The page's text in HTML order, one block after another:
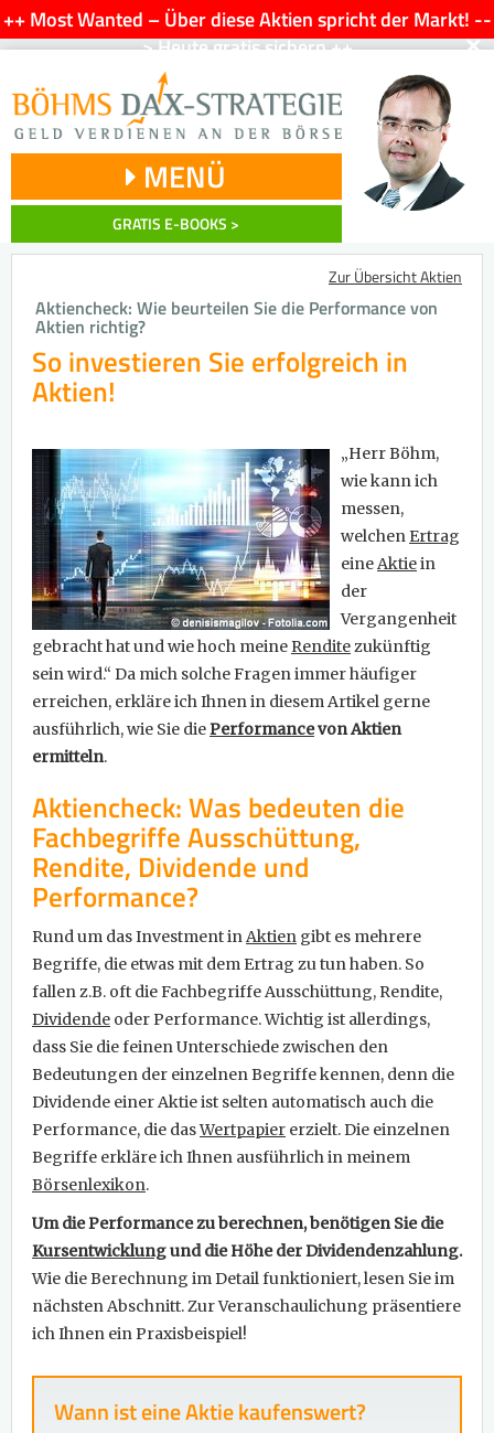
++ Most Wanted – Über diese Aktien spricht der Markt! --
> Heute gratis sichern ++
×
MENÜ
GRATIS E-BOOKS >
Zur Übersicht Aktien
Aktiencheck: Wie beurteilen Sie die Performance von
Aktien richtig?
So investieren Sie erfolgreich in
Aktien!
„Herr Böhm,
wie kann ich
messen,
welchen Ertrag
eineAktiein
der
Vergangenheit
gebracht hat und wie hoch meine Renditezukünftig
sein wird.“ Da mich solche Fragen immer häufiger
erreichen, erkläre ich Ihnen in diesem Artikel gerne
ausführlich, wie Sie diePerformancevon Aktien
ermitteln.
Aktiencheck: Was bedeuten die
Fachbegriffe Ausschüttung,
Rendite, Dividende und
Performance?
Rund um das Investment inAktien gibt es mehrere
Begriffe, die etwas mit dem Ertrag zu tun haben. So
fallen z.B. oft die Fachbegriffe Ausschüttung, Rendite,
Dividende oder Performance. Wichtig ist allerdings,
dass Sie die feinen Unterschiede zwischen den
Bedeutungen der einzelnen Begriffe kennen, denn die
Dividende einer Aktie ist selten automatisch auch die
Performance, die dasWertpapier erzielt. Die einzelnen
Begriffe erkläre ich Ihnen ausführlich in meinem
Börsenlexikon.
Um die Performance zu berechnen, benötigen Sie die
Kursentwicklungund die Höhe der Dividendenzahlung.
Wie die Berechnung im Detail funktioniert, lesen Sie im
nächsten Abschnitt. Zur Veranschaulichung präsentiere
ich Ihnen ein Praxisbeispiel!
Wann ist eine Aktie kaufenswert?